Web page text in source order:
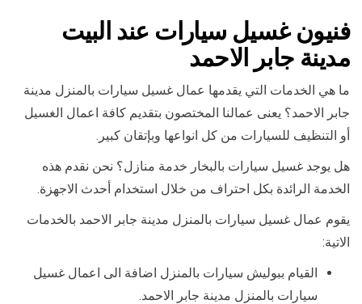
فنيون غسيل سيارات عند البيت
مدينة جابر الاحمد
ما هي الخدمات التي يقدمها عمال غسيل سيارات بالمنزل مدينة
جابر الاحمد؟ يعنى عمالنا المختصون بتقديم كافة اعمال الغسيل
أو التنظيف للسيارات من كل انواعها وبإتقان كبير.
هل يوجد غسيل سيارات بالبخار خدمة منازل؟ نحن نقدم هذه
الخدمة الرائدة بكل احتراف من خلال استخدام أحدث الاجهزة.
يقوم عمال غسيل سيارات بالمنزل مدينة جابر الاحمد بالخدمات
الاتية:
القيام ببوليش سيارات بالمنزل اضافة الى اعمال غسيل
سيارات بالمنزل مدينة جابر الاحمد.